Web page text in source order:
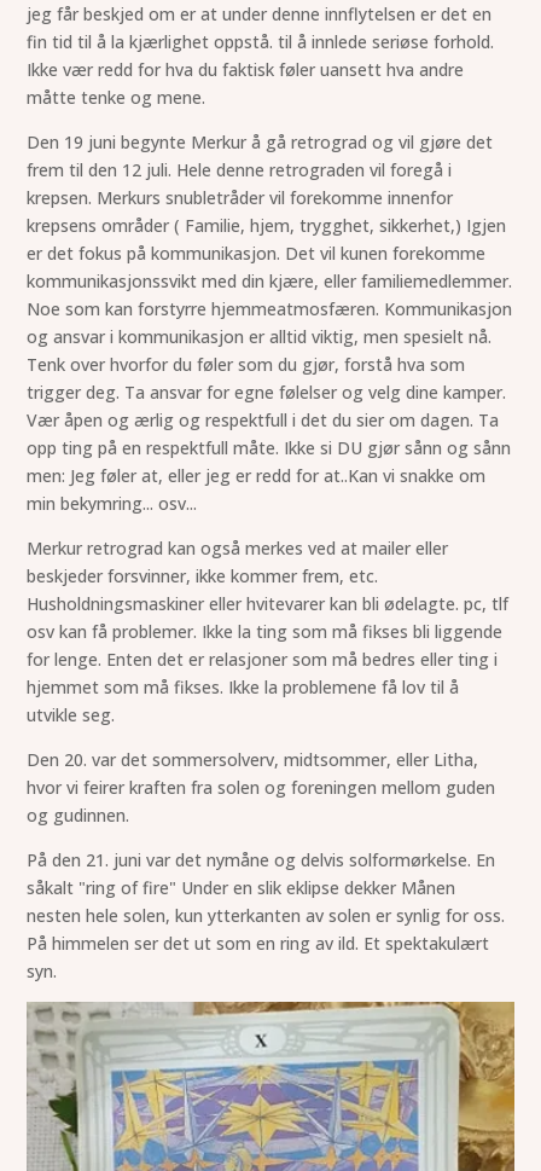
jeg får beskjed om er at under denne innflytelsen er det en
fin tid til å la kjærlighet oppstå. til å innlede seriøse forhold.
Ikke vær redd for hva du faktisk føler uansett hva andre
måtte tenke og mene.
Den 19 juni begynte Merkur å gå retrograd og vil gjøre det
frem til den 12 juli. Hele denne retrograden vil foregå i
krepsen. Merkurs snubletråder vil forekomme innenfor
krepsens områder ( Familie, hjem, trygghet, sikkerhet,) Igjen
er det fokus på kommunikasjon. Det vil kunen forekomme
kommunikasjonssvikt med din kjære, eller familiemedlemmer.
Noe som kan forstyrre hjemmeatmosfæren. Kommunikasjon
og ansvar i kommunikasjon er alltid viktig, men spesielt nå.
Tenk over hvorfor du føler som du gjør, forstå hva som
trigger deg. Ta ansvar for egne følelser og velg dine kamper.
Vær åpen og ærlig og respektfull i det du sier om dagen. Ta
opp ting på en respektfull måte. Ikke si DU gjør sånn og sånn
men: Jeg føler at, eller jeg er redd for at..Kan vi snakke om
min bekymring... osv...
Merkur retrograd kan også merkes ved at mailer eller
beskjeder forsvinner, ikke kommer frem, etc.
Husholdningsmaskiner eller hvitevarer kan bli ødelagte. pc, tlf
osv kan få problemer. Ikke la ting som må fikses bli liggende
for lenge. Enten det er relasjoner som må bedres eller ting i
hjemmet som må fikses. Ikke la problemene få lov til å
utvikle seg.
Den 20. var det sommersolverv, midtsommer, eller Litha,
hvor vi feirer kraften fra solen og foreningen mellom guden
og gudinnen.
På den 21. juni var det nymåne og delvis solformørkelse. En
såkalt "ring of fire" Under en slik eklipse dekker Månen
nesten hele solen, kun ytterkanten av solen er synlig for oss.
På himmelen ser det ut som en ring av ild. Et spektakulært
syn.